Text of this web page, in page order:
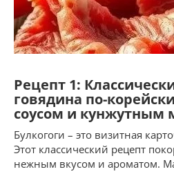
Рецепт 1:
говядина по-
соусом и кунжутным
Булкогоги – это визитная
Этот классический рецепт
нежным вкусом и ароматом.